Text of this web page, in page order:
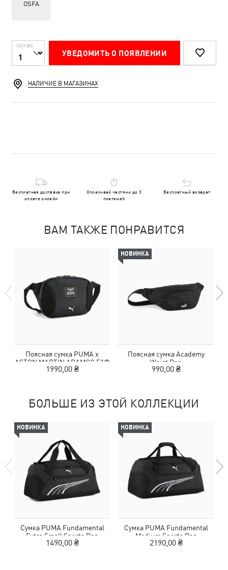
OSFA
КОЛ-ВО
УВЕДОМИТЬ О ПОЯВЛЕНИИ
НАЛИЧИЕ В МАГАЗИНАХ
Бесплатная доставка при
оплате онлайн
Оплачивай частями до 3
платежей
Бесплатный возврат
ВАМ ТАКЖЕ ПОНРАВИТСЯ
Поясная сумка PUMA x
ASTON MARTIN ARAMCO F1®
TEAM 1.5L Waist Bag
1990,00 ₴
НОВИНКА
Поясная сумка Academy
Waist Bag
990,00 ₴
БОЛЬШЕ ИЗ ЭТОЙ КОЛЛЕКЦИИ
НОВИНКА
Сумка PUMA Fundamental
Extra Small Sports Bag
1490,00 ₴
НОВИНКА
Сумка PUMA Fundamental
Medium Sports Bag
2190,00 ₴